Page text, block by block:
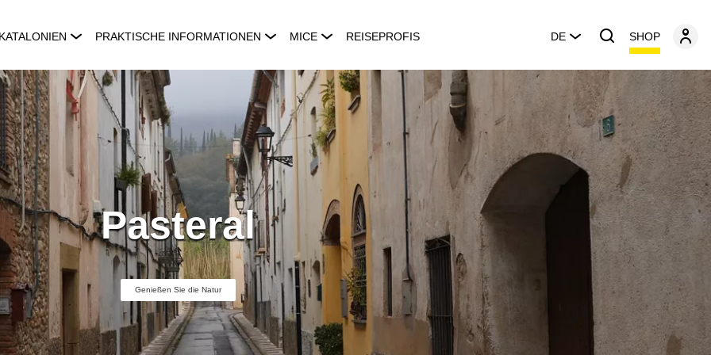
PRAKTISCHE INFORMATIONEN MICE REISEPROFIS DE SHOP
Pasteral
Genießen Sie die Natur